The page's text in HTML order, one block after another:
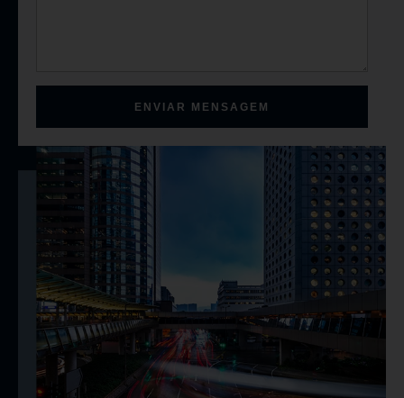
ENVIAR MENSAGEM